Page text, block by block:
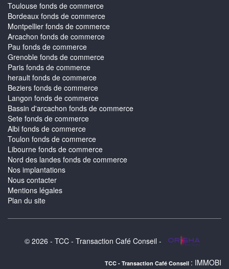
Toulouse fonds de commerce
Bordeaux fonds de commerce
Montpellier fonds de commerce
Arcachon fonds de commerce
Pau fonds de commerce
Grenoble fonds de commerce
Paris fonds de commerce
herault fonds de commerce
Beziers fonds de commerce
Langon fonds de commerce
Bassin d'arcachon fonds de commerce
Sete fonds de commerce
Albi fonds de commerce
Toulon fonds de commerce
Libourne fonds de commerce
Nord des landes fonds de commerce
Nos implantations
Nous contacter
Mentions légales
Plan du site
© 2026 - TCC - Transaction Café Conseil -
TCC - Transaction Café Conseil : IMMOBILIER